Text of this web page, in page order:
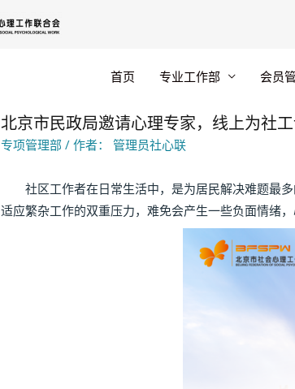
首页 专业工作部 会员
北京市民政局邀请心理专家，线上为社
专项管理部 / 作者： 管理员社心联
社区工作者在日常生活中，是为居民解决难题最多
适应繁杂工作的双重压力，难免会产生一些负面情绪